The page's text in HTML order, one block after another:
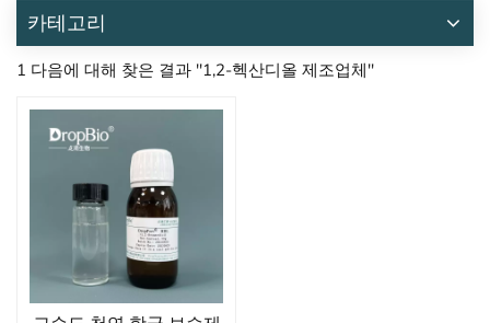
카테고리
1 다음에 대해 찾은 결과 "1,2-헥산디올 제조업체"